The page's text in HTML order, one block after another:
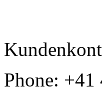
Phone: +41